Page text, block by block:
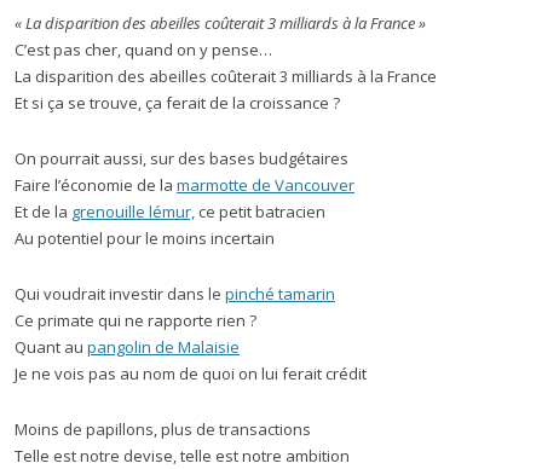
« La disparition des abeilles coûterait 3 milliards à la France »
C’est pas cher, quand on y pense…
La disparition des abeilles coûterait 3 milliards à la France
Et si ça se trouve, ça ferait de la croissance ?
On pourrait aussi, sur des bases budgétaires
Faire l’économie de la marmotte de Vancouver
Et de la grenouille lémur, ce petit batracien
Au potentiel pour le moins incertain
Qui voudrait investir dans le pinché tamarin
Ce primate qui ne rapporte rien ?
Quant au pangolin de Malaisie
Je ne vois pas au nom de quoi on lui ferait crédit
Moins de papillons, plus de transactions
Telle est notre devise, telle est notre ambition